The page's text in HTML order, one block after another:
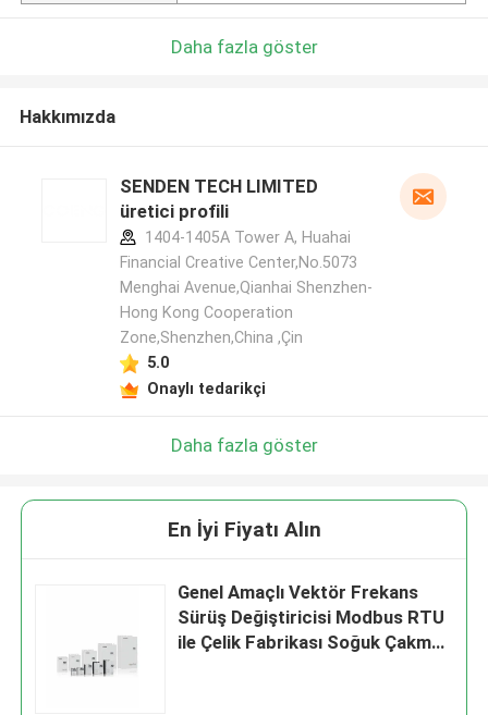
Daha fazla göster
Hakkımızda
SENDEN TECH LIMITED
üretici profili
1404-1405A Tower A, Huahai
Financial Creative Center,No.5073
Menghai Avenue,Qianhai Shenzhen-
Hong Kong Cooperation
Zone,Shenzhen,China ,Çin
5.0
Onaylı tedarikçi
Daha fazla göster
En İyi Fiyatı Alın
Genel Amaçlı Vektör Frekans
Sürüş Değiştiricisi Modbus RTU
ile Çelik Fabrikası Soğuk Çakmak